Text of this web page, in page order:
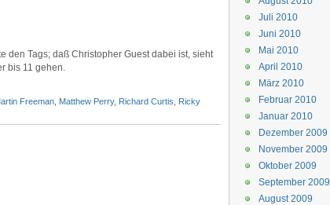
den Tags; daß Christopher Guest dabei ist, sieht
bis 11 gehen.
Freeman Matthew Perry, Richard Curtis
Ricky
Juli 2010
Juni 2010
Mai 2010
April 2010
März 2010
Februar 2010
Januar 2010
Dezember 2009
November 2009
Oktober 2009
September 2009
August 2009